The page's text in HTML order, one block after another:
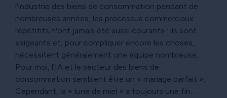
l'industrie des biens de consommation pendant de
nombreuses années, les processus commerciaux
répétitifs n'ont jamais été aussi courants : ils sont
exigeants et, pour compliquer encore les choses,
nécessitent généralement une équipe nombreuse.
Pour moi, l'IA et le secteur des biens de
consommation semblent être un « mariage parfait ».
Cependant, la « lune de miel » a toujours une fin...